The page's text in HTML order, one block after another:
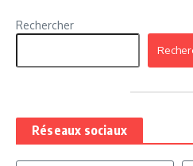
Rechercher
Réseaux sociaux